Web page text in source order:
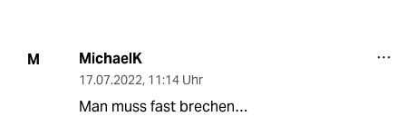
M MichaelK
17.07.2022, 11:14 Uhr
Man muss fast brechen…